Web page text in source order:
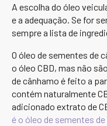
A escolha do óleo
e a adequação. Se for
sempre a lista de
O óleo de sementes de
o óleo CBD, mas não
de cânhamo é feito a
contém naturalmente
adicionado extrato de
é o óleo de sementes